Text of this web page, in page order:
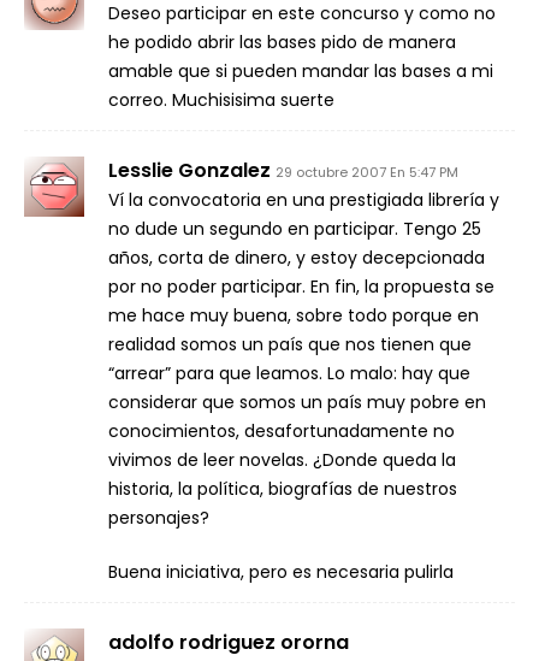
Deseo participar en este concurso y como no
he podido abrir las bases pido de manera
amable que si pueden mandar las bases a mi
correo. Muchisisima suerte
Lesslie Gonzalez 29 octubre 2007 En 5:47 PM
Ví­ la convocatoria en una prestigiada librerí­a y
no dude un segundo en participar. Tengo 25
años, corta de dinero, y estoy decepcionada
por no poder participar. En fin, la propuesta se
me hace muy buena, sobre todo porque en
realidad somos un paí­s que nos tienen que
“arrear” para que leamos. Lo malo: hay que
considerar que somos un paí­s muy pobre en
conocimientos, desafortunadamente no
vivimos de leer novelas. ¿Donde queda la
historia, la polí­tica, biografí­as de nuestros
personajes?
Buena iniciativa, pero es necesaria pulirla
adolfo rodriguez ororna